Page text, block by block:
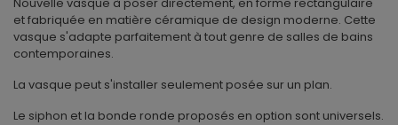
et fabriquée en matière céramique de design moderne. Cette
vasque s'adapte parfaitement à tout genre de salles de bains
contemporaines.
La vasque peut s'installer seulement posée sur un plan.
Le siphon et la bonde ronde proposés en option sont universels.